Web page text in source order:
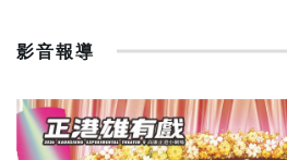
影音報導